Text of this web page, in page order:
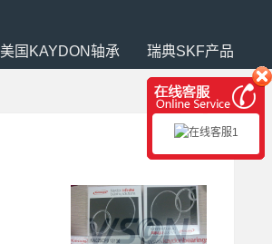
美国KAYDON轴承 瑞典SKF产品